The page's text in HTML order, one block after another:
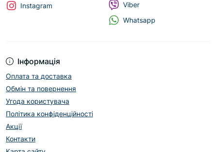
Інформація
Оплата та доставка
Обмін та повернення
Угода користувача
Політика конфіденційності
Акції
Контакти
Instagram
Viber
Whatsapp